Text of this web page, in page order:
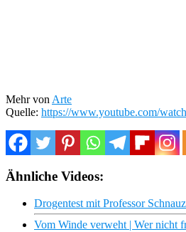
Mehr von Arte
Quelle: https://www.youtube.com/
Ähnliche Videos:
Drogentest mit Professor
Vom Winde verweht | Wer nicht